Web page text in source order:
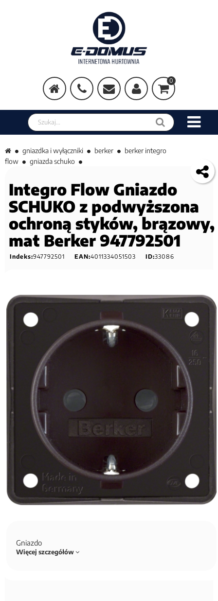
0
Szukaj w sklepie
gniazdka i wyłączniki berker
berker integro
flow
gniazda schuko
Integro Flow Gniazdo
SCHUKO z podwyższona
ochroną styków, brązowy,
mat Berker 947792501
Indeks:947792501 EAN:4011334051503 ID:33086
Gniazdo
Więcej szczegółów